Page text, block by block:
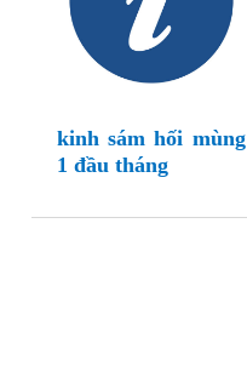
kinh sám hối mùng
1 đầu tháng